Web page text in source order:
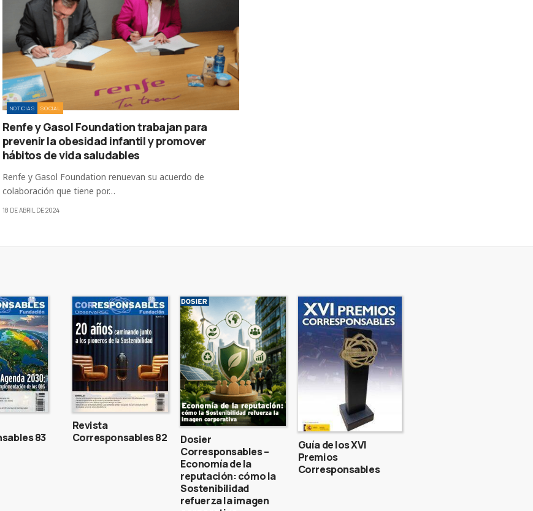
NOTICIAS SOCIAL
Renfe y Gasol Foundation trabajan para
prevenir la obesidad infantil y promover
hábitos de vida saludables
Renfe y Gasol Foundation renuevan su acuerdo de
colaboración que tiene por…
18 DE ABRIL DE 2024
83
Revista
Corresponsables 82
Dosier
Corresponsables –
Economía de la
reputación: cómo la
Sostenibilidad
refuerza la imagen
Guía de los XVI
Premios
Corresponsables